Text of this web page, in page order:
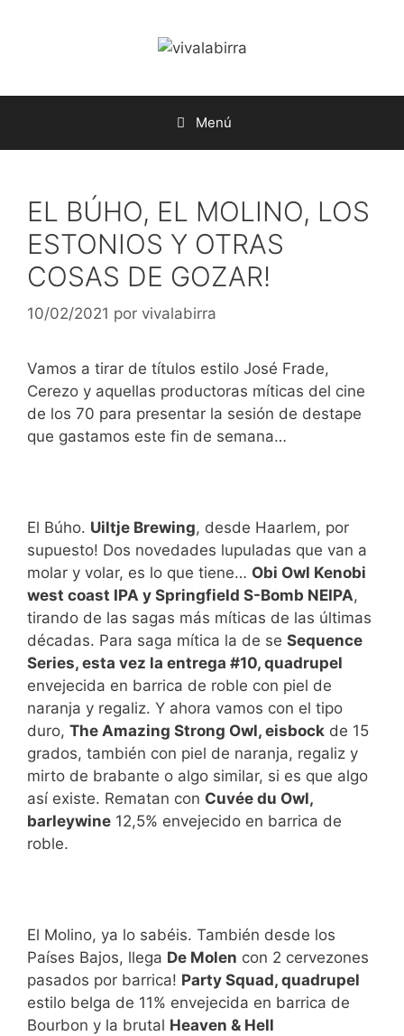
Menú
EL BÚHO, EL MOLINO, LOS
ESTONIOS Y OTRAS
COSAS DE GOZAR!
10/02/2021 por vivalabirra
Vamos a tirar de títulos estilo José Frade,
Cerezo y aquellas productoras míticas del cine
de los 70 para presentar la sesión de destape
que gastamos este fin de semana…
El Búho. Uiltje Brewing, desde Haarlem, por
supuesto! Dos novedades lupuladas que van a
molar y volar, es lo que tiene… Obi Owl Kenobi
west coast IPA y Springfield S-Bomb NEIPA,
tirando de las sagas más míticas de las últimas
décadas. Para saga mítica la de se Sequence
Series, esta vez la entrega #10, quadrupel
envejecida en barrica de roble con piel de
naranja y regaliz. Y ahora vamos con el tipo
duro, The Amazing Strong Owl, eisbock de 15
grados, también con piel de naranja, regaliz y
mirto de brabante o algo similar, si es que algo
así existe. Rematan con Cuvée du Owl,
barleywine 12,5% envejecido en barrica de
roble.
El Molino, ya lo sabéis. También desde los
Países Bajos, llega De Molen con 2 cervezones
pasados por barrica! Party Squad, quadrupel
estilo belga de 11% envejecida en barrica de
Bourbon y la brutal Heaven & Hell